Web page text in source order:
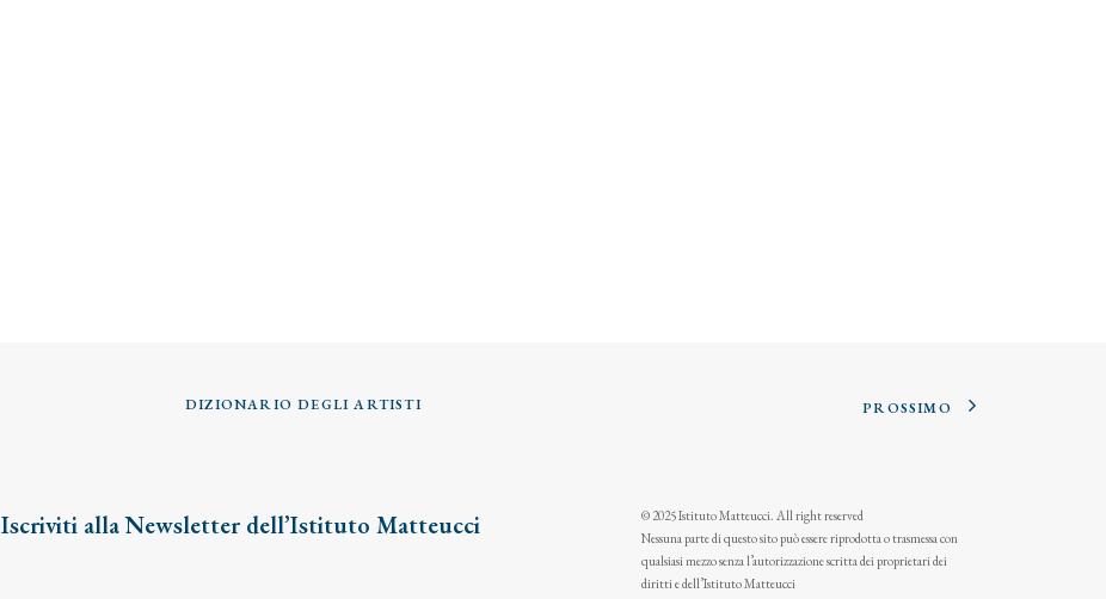
DIZIONARIO DEGLI ARTISTI PROSSIMO
Iscriviti alla Newsletter dell’Istituto Matteucci
© 2025 Istituto Matteucci. All right reserved
Nessuna parte di questo sito può essere riprodotta o trasmessa con
qualsiasi mezzo senza l’autorizzazione scritta dei proprietari dei
diritti e dell’Istituto Matteucci